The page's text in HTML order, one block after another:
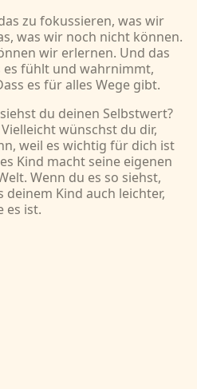
zu fokussieren, was wir
was wir noch nicht können.
wir erlernen. Und das
es fühlt und wahrnimmt,
es für alles Wege gibt.
du deinen Selbstwert?
wünschst du dir,
weil es wichtig für dich ist
Kind macht seine eigenen
Wenn du es so siehst,
Kind auch leichter,
es ist.